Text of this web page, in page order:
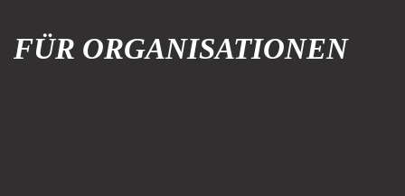
FÜR ORGANISATIONEN